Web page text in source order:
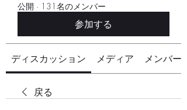
公開 · 131名のメンバー
参加する
ディスカッション メディア メンバー
戻る